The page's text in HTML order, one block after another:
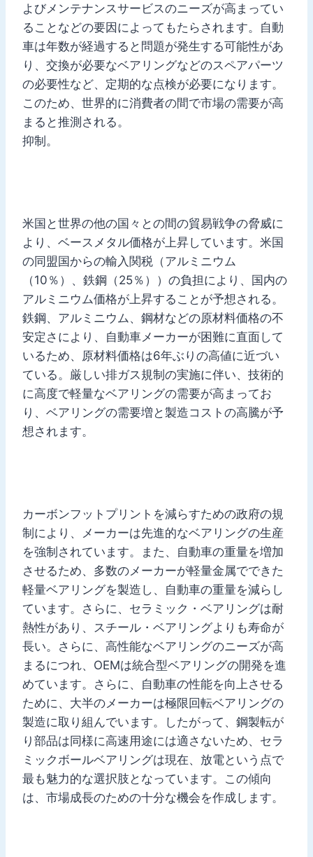
よびメンテナンスサービスのニーズが高まってい
ることなどの要因によってもたらされます。自動
車は年数が経過すると問題が発生する可能性があ
り、交換が必要なベアリングなどのスペアパーツ
の必要性など、定期的な点検が必要になります。
このため、世界的に消費者の間で市場の需要が高
まると推測される。
抑制。
米国と世界の他の国々との間の貿易戦争の脅威に
より、ベースメタル価格が上昇しています。米国
の同盟国からの輸入関税（アルミニウム
（10％）、鉄鋼（25％））の負担により、国内の
アルミニウム価格が上昇することが予想される。
鉄鋼、アルミニウム、鋼材などの原材料価格の不
安定さにより、自動車メーカーが困難に直面して
いるため、原材料価格は6年ぶりの高値に近づい
ている。厳しい排ガス規制の実施に伴い、技術的
に高度で軽量なベアリングの需要が高まってお
り、ベアリングの需要増と製造コストの高騰が予
想されます。
カーボンフットプリントを減らすための政府の規
制により、メーカーは先進的なベアリングの生産
を強制されています。また、自動車の重量を増加
させるため、多数のメーカーが軽量金属でできた
軽量ベアリングを製造し、自動車の重量を減らし
ています。さらに、セラミック・ベアリングは耐
熱性があり、スチール・ベアリングよりも寿命が
長い。さらに、高性能なベアリングのニーズが高
まるにつれ、OEMは統合型ベアリングの開発を進
めています。さらに、自動車の性能を向上させる
ために、大半のメーカーは極限回転ベアリングの
製造に取り組んでいます。したがって、鋼製転が
り部品は同様に高速用途には適さないため、セラ
ミックボールベアリングは現在、放電という点で
最も魅力的な選択肢となっています。この傾向
は、市場成長のための十分な機会を作成します。